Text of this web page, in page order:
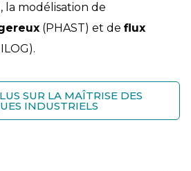
la modélisation de
(PHAST) et de flux
SUR LA MAÎTRISE DES
INDUSTRIELS